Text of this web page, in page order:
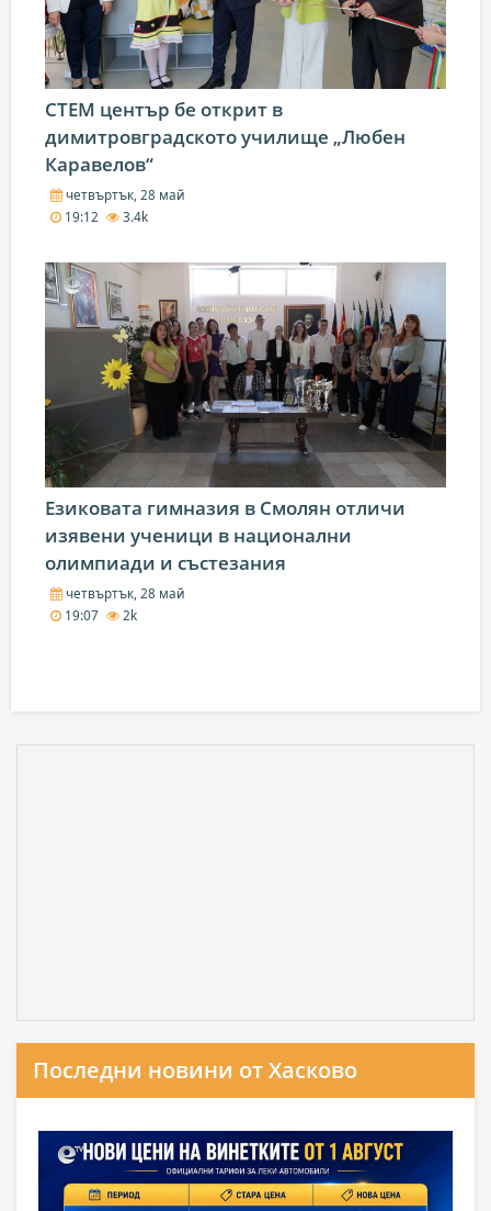
СТЕМ център бе открит в
димитровградското училище „Любен
Каравелов“
четвъртък, 28 май
19:12
3.4k
Езиковата гимназия в Смолян отличи
изявени ученици в национални
олимпиади и състезания
четвъртък, 28 май
19:07
2k
Последни новини от Хасково